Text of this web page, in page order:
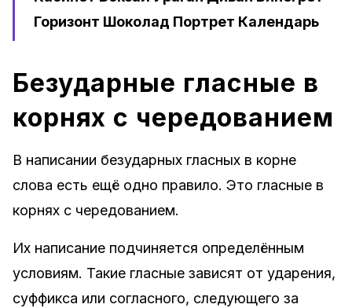
Горизонт Шоколад Портрет Календарь
Безударные гласные в
корнях с чередованием
В написании безударных гласных в корне
слова есть ещё одно правило. Это гласные в
корнях с чередованием.
Их написание подчиняется определённым
условиям. Такие гласные зависят от ударения,
суффикса или согласного, следующего за